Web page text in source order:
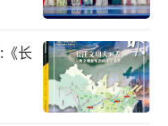
及M9三座女性贵
车形铜盒，造型
一次性出土最多
长